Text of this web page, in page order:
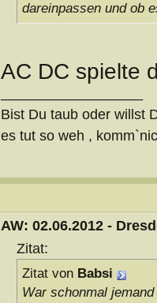
dareinpassen und ob
AC DC spielte
Bist Du taub oder willst
es tut so weh ,
AW: 02.06.2012 -
Zitat:
Zitat von Babsi
War schonmal